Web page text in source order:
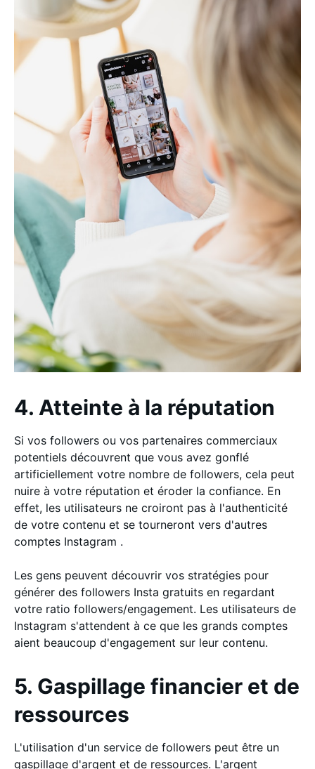
4. Atteinte à la réputation
Si vos followers ou vos partenaires commerciaux
potentiels découvrent que vous avez gonflé
artificiellement votre nombre de followers, cela peut
nuire à votre réputation et éroder la confiance. En
effet, les utilisateurs ne croiront pas à l'authenticité
de votre contenu et se tourneront vers d'autres
comptes Instagram .
Les gens peuvent découvrir vos stratégies pour
générer des followers Insta gratuits en regardant
votre ratio followers/engagement. Les utilisateurs de
Instagram s'attendent à ce que les grands comptes
aient beaucoup d'engagement sur leur contenu.
5. Gaspillage financier et de
ressources
L'utilisation d'un service de followers peut être un
gaspillage d'argent et de ressources. L'argent